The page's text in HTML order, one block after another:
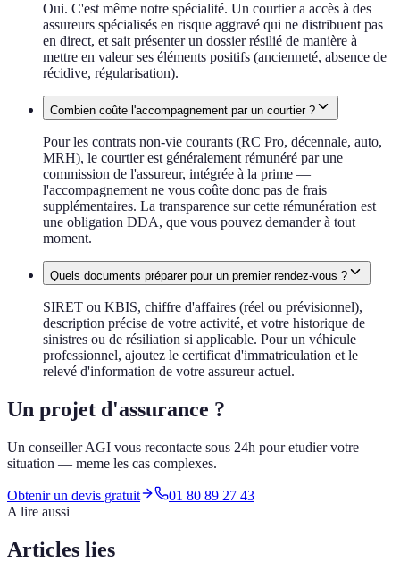
Oui. C'est même notre spécialité. Un courtier a accès à des
assureurs spécialisés en risque aggravé qui ne distribuent pas
en direct, et sait présenter un dossier résilié de manière à
mettre en valeur ses éléments positifs (ancienneté, absence de
récidive, régularisation).
Combien coûte l'accompagnement par un courtier ?
Pour les contrats non-vie courants (RC Pro, décennale, auto,
MRH), le courtier est généralement rémunéré par une
commission de l'assureur, intégrée à la prime —
l'accompagnement ne vous coûte donc pas de frais
supplémentaires. La transparence sur cette rémunération est
une obligation DDA, que vous pouvez demander à tout
moment.
Quels documents préparer pour un premier rendez-vous ?
SIRET ou KBIS, chiffre d'affaires (réel ou prévisionnel),
description précise de votre activité, et votre historique de
sinistres ou de résiliation si applicable. Pour un véhicule
professionnel, ajoutez le certificat d'immatriculation et le
relevé d'information de votre assureur actuel.
Un projet d'assurance ?
Un conseiller AGI vous recontacte sous 24h pour etudier votre
situation — meme les cas complexes.
Obtenir un devis gratuit
01 80 89 27 43
A lire aussi
Articles lies